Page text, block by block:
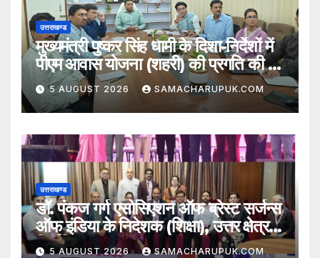
उत्तराखण्ड
मुख्यमंत्री पुष्कर सिंह धामी के दिशा-निर्देशों में
पीएम आवास योजना (शहरी) की प्रगति की हुई
समीक्षा
5 AUGUST 2026 SAMACHARUPUK.COM
उत्तराखण्ड
डॉ. पंकज गर्ग एसोसिएशन ऑफ ब्रेस्ट सर्जन्स
ऑफ इंडिया के निदेशक (शिक्षा), उत्तर क्षेत्र
निर्वाचित
5 AUGUST 2026 SAMACHARUPUK.COM